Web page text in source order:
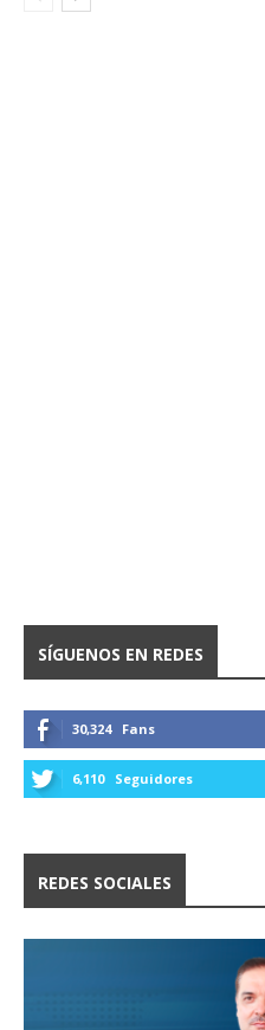
SÍGUENOS EN REDES
30,324 Fans
6,110 Seguidores
REDES SOCIALES